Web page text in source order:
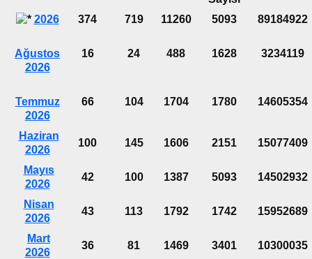
2026 374 719 11260 5093 89184922
Ağustos
2026
16 24 488 1628 3234119
Temmuz
2026
66 104 1704 1780 14605354
Haziran
2026
100 145 1606 2151 15077409
Mayıs
2026
42 100 1387 5093 14502932
Nisan
2026
43 113 1792 1742 15952689
Mart
2026
36 81 1469 3401 10300035